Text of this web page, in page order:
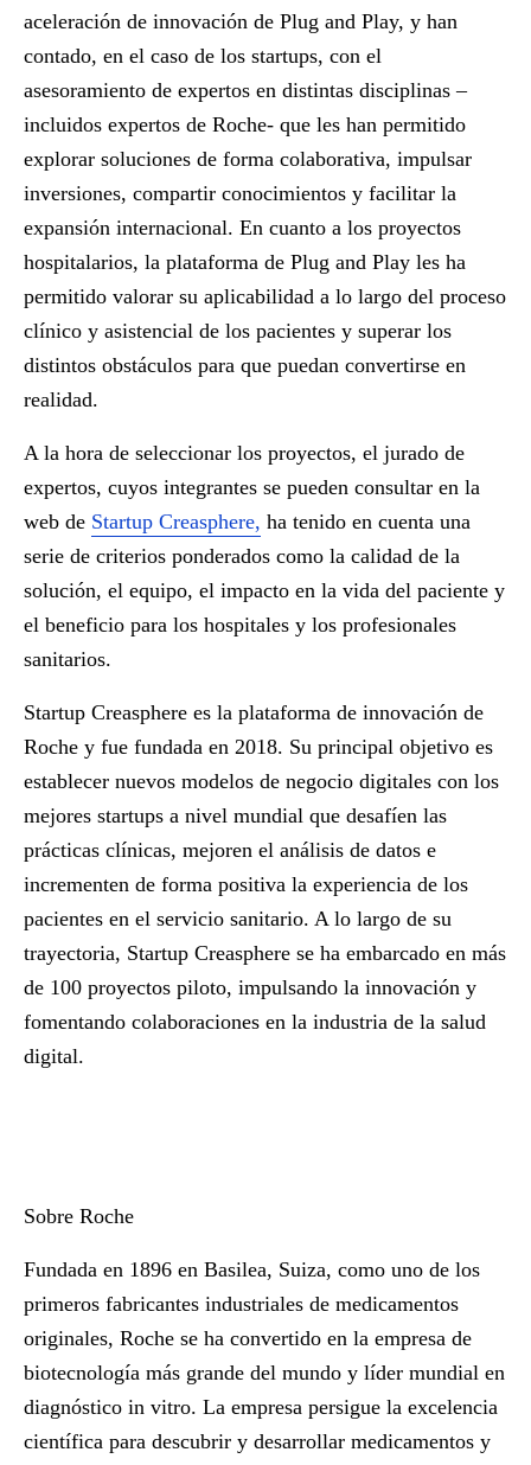
aceleración de innovación de Plug and Play, y han
contado, en el caso de los startups, con el
asesoramiento de expertos en distintas disciplinas –
incluidos expertos de Roche- que les han permitido
explorar soluciones de forma colaborativa, impulsar
inversiones, compartir conocimientos y facilitar la
expansión internacional. En cuanto a los proyectos
hospitalarios, la plataforma de Plug and Play les ha
permitido valorar su aplicabilidad a lo largo del proceso
clínico y asistencial de los pacientes y superar los
distintos obstáculos para que puedan convertirse en
realidad.
A la hora de seleccionar los proyectos, el jurado de
expertos, cuyos integrantes se pueden consultar en la
web de Startup Creasphere, ha tenido en cuenta una
serie de criterios ponderados como la calidad de la
solución, el equipo, el impacto en la vida del paciente y
el beneficio para los hospitales y los profesionales
sanitarios.
Startup Creasphere es la plataforma de innovación de
Roche y fue fundada en 2018. Su principal objetivo es
establecer nuevos modelos de negocio digitales con los
mejores startups a nivel mundial que desafíen las
prácticas clínicas, mejoren el análisis de datos e
incrementen de forma positiva la experiencia de los
pacientes en el servicio sanitario. A lo largo de su
trayectoria, Startup Creasphere se ha embarcado en más
de 100 proyectos piloto, impulsando la innovación y
fomentando colaboraciones en la industria de la salud
digital.
Sobre Roche
Fundada en 1896 en Basilea, Suiza, como uno de los
primeros fabricantes industriales de medicamentos
originales, Roche se ha convertido en la empresa de
biotecnología más grande del mundo y líder mundial en
diagnóstico in vitro. La empresa persigue la excelencia
científica para descubrir y desarrollar medicamentos y